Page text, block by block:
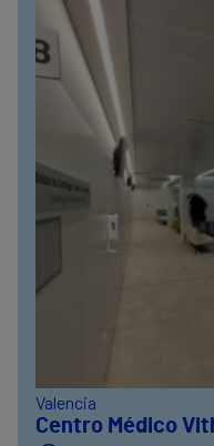
Valencia
Centro Médico